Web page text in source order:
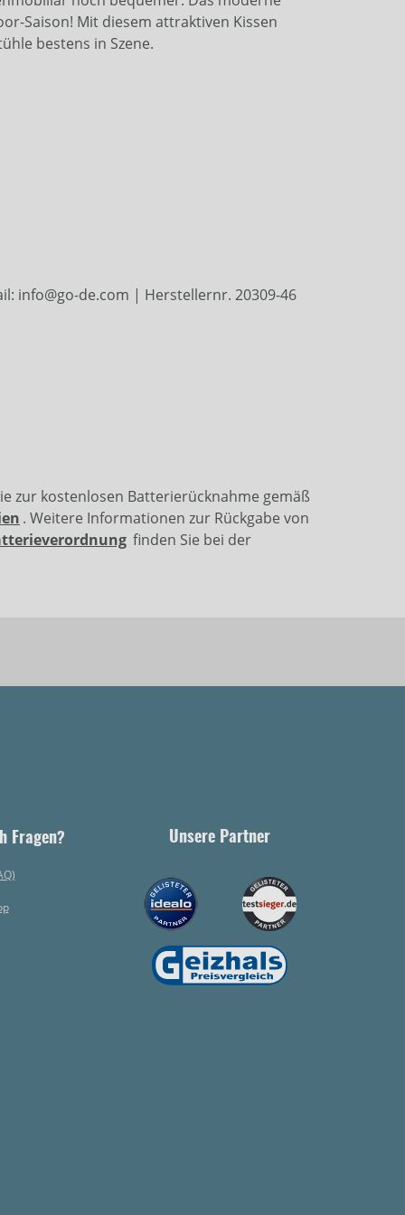
Saison! Mit diesem attraktiven Kissen
bestens in Szene.
info@go-de.com | Herstellernr. 20309-46
zur kostenlosen Batterierücknahme gemäß
. Weitere Informationen zur Rückgabe von
finden Sie bei der
Fragen? Unsere Partner